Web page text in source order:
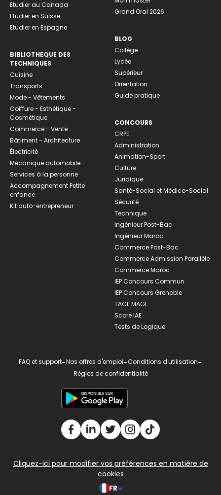
Etudier au Canada
Etudier en Suisse
Etudier en Espagne
BIBLIOTHEQUE DES
TECHNIQUES
Cuisine
Transports
Mode - Vêtements
Coiffure - Esthétique -
Cosmétique
Commerce - Vente
Bâtiment - Architecture
Électricité
Mécanique automobile
Services à la personne
Accompagnement Petite
enfance
Kit auto-entrepreneur
Grand Oral 2026
BLOG
Collège
Lycée
Supérieur
Orientation
Guide pratique
CONCOURS
CRPE
Administration
Animation-Sport
Culture
Juridique
Santé-Social et Médico-Social
Sécurité
Technique
Ingénieur Post-Bac
Ingénieur Maroc
Commerce Post-Bac
Commerce Admission Parallèle
Commerce Maroc
IEP Concours Commun
IEP Concours Grenoble
TAGE MAGE
Score IAE
Tests de Logique
FAQ et support-Nos offres d'emploi-Conditions d'utilisation-
Règles de confidentialité
Cliquez-ici pour modifier vos préférences en matière de
cookies
FR